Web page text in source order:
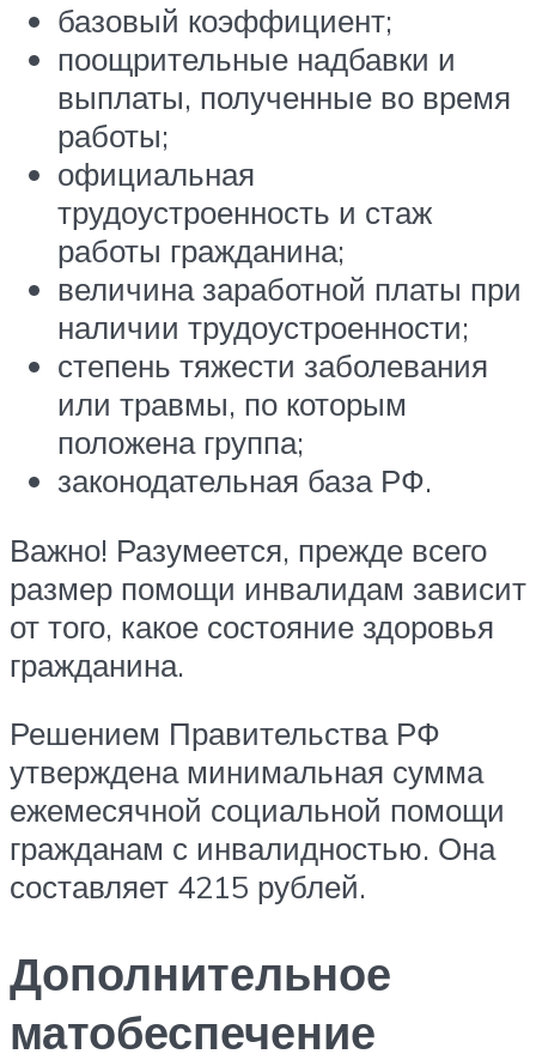
базовый коэффициент;
поощрительные надбавки и
выплаты, полученные во время
работы;
официальная
трудоустроенность и стаж
работы гражданина;
величина заработной платы при
наличии трудоустроенности;
степень тяжести заболевания
или травмы, по которым
положена группа;
законодательная база РФ.
Важно! Разумеется, прежде всего
размер помощи инвалидам зависит
от того, какое состояние здоровья
гражданина.
Решением Правительства РФ
утверждена минимальная сумма
ежемесячной социальной помощи
гражданам с инвалидностью. Она
составляет 4215 рублей.
Дополнительное
матобеспечение